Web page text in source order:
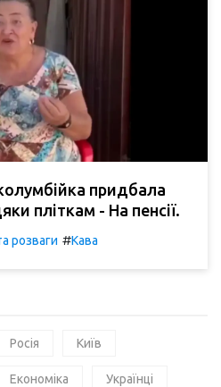
придбала
пліткам - На пенсії.
розваги #Кава
Росія Київ
Економіка Українці